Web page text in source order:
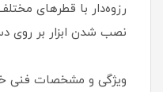
رزوه‌دار با قطرهای
نصب شدن ابزار بر روی
ویژگی و مشخصات فنی